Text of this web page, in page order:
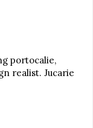
portocalie,
realist. Jucarie